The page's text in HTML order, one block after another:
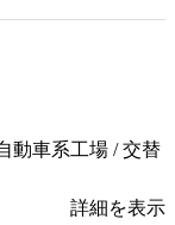
動車系工場 / 交替
詳細を表示